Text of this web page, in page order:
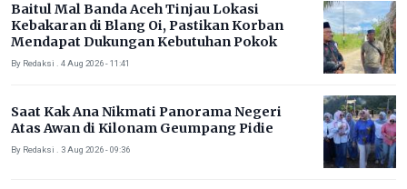
Baitul Mal Banda Aceh Tinjau Lokasi
Kebakaran di Blang Oi, Pastikan Korban
Mendapat Dukungan Kebutuhan Pokok
By Redaksi . 4 Aug 2026 - 11:41
Saat Kak Ana Nikmati Panorama Negeri
Atas Awan di Kilonam Geumpang Pidie
By Redaksi . 3 Aug 2026 - 09:36